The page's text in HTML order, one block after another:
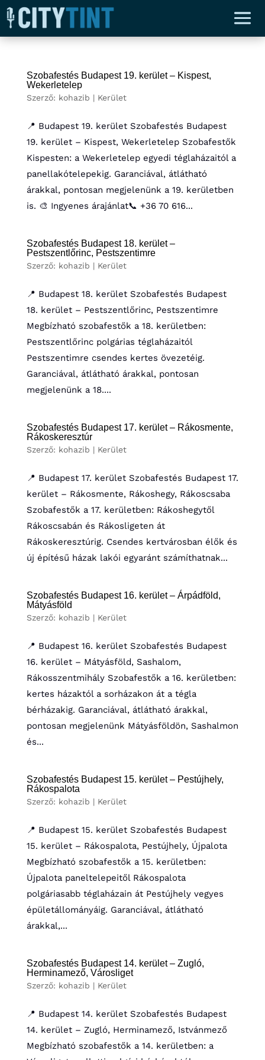
Szobafestés Budapest 19. kerület – Kispest,
Wekerletelep
Szerző: kohazib | Kerület
📍 Budapest 19. kerület Szobafestés Budapest
19. kerület – Kispest, Wekerletelep Szobafestők
Kispesten: a Wekerletelep egyedi téglaházaitól a
panellakótelepekig. Garanciával, átlátható
árakkal, pontosan megjelenünk a 19. kerületben
is. 🎨 Ingyenes árajánlat📞 +36 70 616...
Szobafestés Budapest 18. kerület –
Pestszentlőrinc, Pestszentimre
Szerző: kohazib | Kerület
📍 Budapest 18. kerület Szobafestés Budapest
18. kerület – Pestszentlőrinc, Pestszentimre
Megbízható szobafestők a 18. kerületben:
Pestszentlőrinc polgárias téglaházaitól
Pestszentimre csendes kertes övezetéig.
Garanciával, átlátható árakkal, pontosan
megjelenünk a 18....
Szobafestés Budapest 17. kerület – Rákosmente,
Rákoskeresztúr
Szerző: kohazib | Kerület
📍 Budapest 17. kerület Szobafestés Budapest 17.
kerület – Rákosmente, Rákoshegy, Rákoscsaba
Szobafestők a 17. kerületben: Rákoshegytől
Rákoscsabán és Rákosligeten át
Rákoskeresztúrig. Csendes kertvárosban élők és
új építésű házak lakói egyaránt számíthatnak...
Szobafestés Budapest 16. kerület – Árpádföld,
Mátyásföld
Szerző: kohazib | Kerület
📍 Budapest 16. kerület Szobafestés Budapest
16. kerület – Mátyásföld, Sashalom,
Rákosszentmihály Szobafestők a 16. kerületben:
kertes házaktól a sorházakon át a tégla
bérházakig. Garanciával, átlátható árakkal,
pontosan megjelenünk Mátyásföldön, Sashalmon
és...
Szobafestés Budapest 15. kerület – Pestújhely,
Rákospalota
Szerző: kohazib | Kerület
📍 Budapest 15. kerület Szobafestés Budapest
15. kerület – Rákospalota, Pestújhely, Újpalota
Megbízható szobafestők a 15. kerületben:
Újpalota paneltelepeitől Rákospalota
polgáriasabb téglaházain át Pestújhely vegyes
épületállományáig. Garanciával, átlátható
árakkal,...
Szobafestés Budapest 14. kerület – Zugló,
Herminamező, Városliget
Szerző: kohazib | Kerület
📍 Budapest 14. kerület Szobafestés Budapest
14. kerület – Zugló, Herminamező, Istvánmező
Megbízható szobafestők a 14. kerületben: a